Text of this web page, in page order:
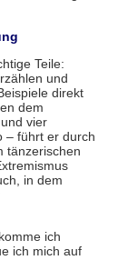
Teile:
und
direkt
dem
vier
– führt er durch
tänzerischen
in dem
ich
ich mich auf